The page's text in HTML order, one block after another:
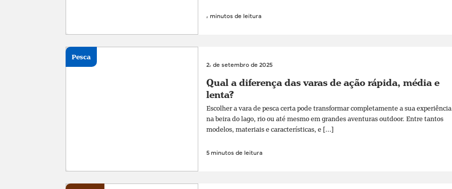
4 minutos de leitura
24 de setembro de 2025
Qual a diferença das varas de ação rápida, média e
lenta?
Escolher a vara de pesca certa pode transformar completamente a sua experiência
na beira do lago, rio ou até mesmo em grandes aventuras outdoor. Entre tantos
modelos, materiais e características, e [...]
5 minutos de leitura
Pesca